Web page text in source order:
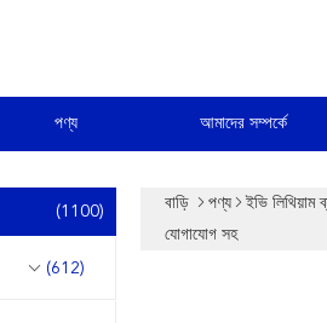
পণ্য আমাদের সম্পর্কে
(1100)
(612)
বাড়ি পণ্য ইভি লিথিয়াম
যোগাযোগ সহ